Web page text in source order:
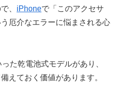
、 iPhoneで「このアクセサ
厄介なエラーに悩まされる心
った乾電池式モデルがあり、
えておく価値があります。